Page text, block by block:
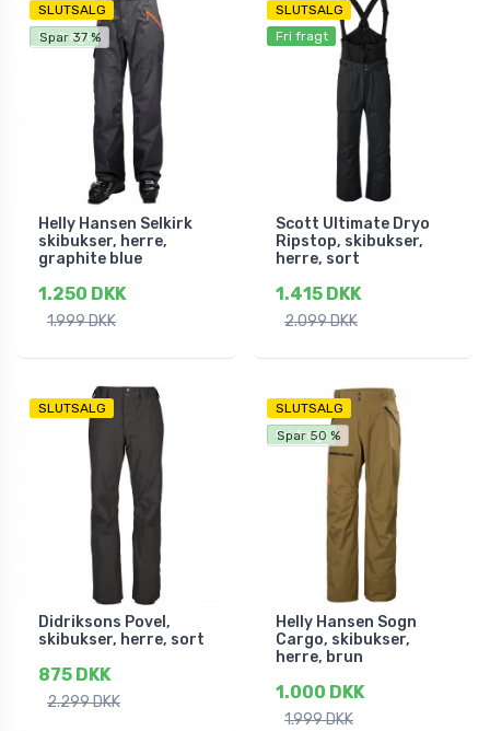
SLUTSALG
Fri fragt
Spar 37 %
Helly Hansen Selkirk
skibukser, herre,
graphite blue
1.250 DKK
1.999 DKK
SLUTSALG
Fri fragt
Scott Ultimate Dryo
Ripstop, skibukser,
herre, sort
1.415 DKK
2.099 DKK
SLUTSALG
Didriksons Povel,
skibukser, herre, sort
875 DKK
2.299 DKK
SLUTSALG
Fri fragt
Spar 50 %
Helly Hansen Sogn
Cargo, skibukser,
herre, brun
1.000 DKK
1.999 DKK